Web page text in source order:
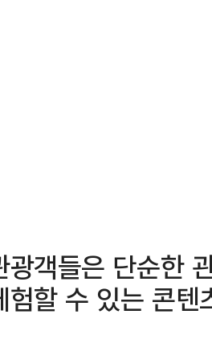
객들은 단순한
험할 수 있는 콘